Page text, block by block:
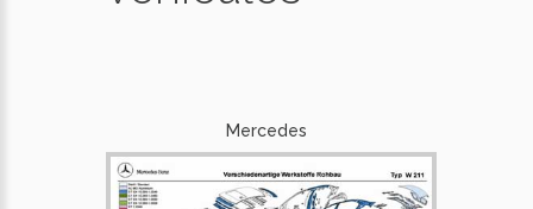
Mercedes